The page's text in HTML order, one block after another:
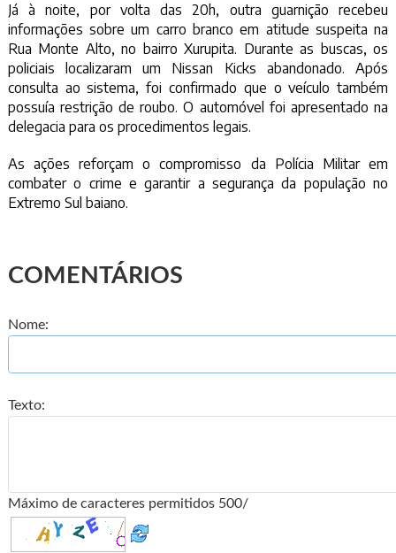
Já à noite, por volta das 20h, outra guarnição recebeu
informações sobre um carro branco em atitude suspeita na
Rua Monte Alto, no bairro Xurupita. Durante as buscas, os
policiais localizaram um Nissan Kicks abandonado. Após
consulta ao sistema, foi confirmado que o veículo também
possuía restrição de roubo. O automóvel foi apresentado na
delegacia para os procedimentos legais.
As ações reforçam o compromisso da Polícia Militar em
combater o crime e garantir a segurança da população no
Extremo Sul baiano.
COMENTÁRIOS
Nome:
Texto:
Máximo de caracteres permitidos 500/